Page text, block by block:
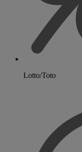
Lotto/Toto